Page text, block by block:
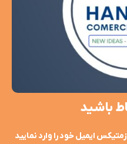
باشید
ایمیل خود را وارد نمایید